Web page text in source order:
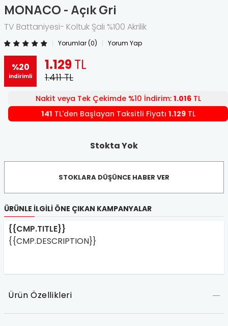
MONACO - Açık Gri
TV Battaniyesi- Koltuk Şalı %100 Akrilik
Yorumlar (0) Yorum Yap
%20
indirimli
1.129TL
1.411TL
Nakit veya Tek Çekimde %10 İndirim: 1.016TL
141 TL'den Başlayan Taksitli Fiyatı 1.129TL
Stokta Yok
STOKLARA DÜŞÜNCE HABER VER
ÜRÜNLE İLGILI ÖNE ÇIKAN KAMPANYALAR
{{CMP.TITLE}}
{{CMP.DESCRIPTION}}
Ürün Özellikleri